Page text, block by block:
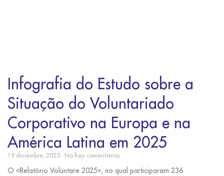
Infografia do Estudo sobre a
Situação do Voluntariado
Corporativo na Europa e na
América Latina em 2025
19 diciembre, 2025 No hay comentarios
O «Relatório Voluntare 2025», no qual participaram 236